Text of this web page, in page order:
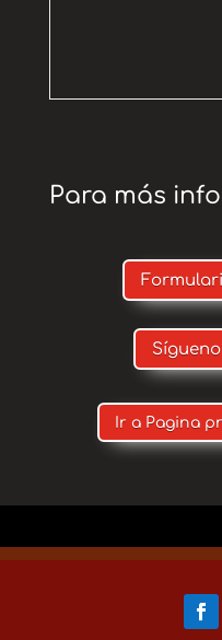
Para más
Ir a Pagina